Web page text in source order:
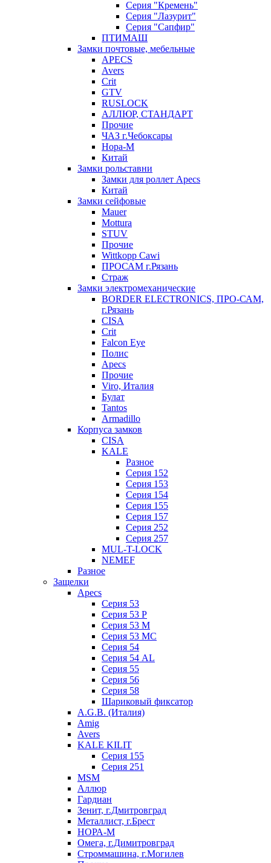
Серия "Кремень"
Серия "Лазурит"
Серия "Сапфир"
ПТИМАШ
Замки почтовые, мебельные
APECS
Avers
Crit
GTV
RUSLOCK
АЛЛЮР, СТАНДАРТ
Прочие
ЧАЗ г.Чебоксары
Нора-М
Китай
Замки рольставни
Замки для роллет Apecs
Китай
Замки сейфовые
Mauer
Mottura
STUV
Прочие
Wittkopp Cawi
ПРОСАМ г.Рязань
Страж
Замки электромеханические
BORDER ELECTRONICS, ПРО-САМ,
г.Рязань
CISA
Crit
Falcon Eye
Полис
Apecs
Прочие
Viro, Италия
Булат
Tantos
Armadillo
Корпуса замков
CISA
KALE
Разное
Серия 152
Серия 153
Серия 154
Серия 155
Серия 157
Серия 252
Серия 257
MUL-T-LOCK
NEMEF
Разное
Защелки
Apecs
Серия 53
Серия 53 P
Серия 53 М
Серия 53 МC
Серия 54
Серия 54 AL
Серия 55
Серия 56
Серия 58
Шариковый фиксатор
A.G.B. (Италия)
Amig
Avers
KALE KILIT
Серия 155
Серия 251
MSM
Аллюр
Гардиан
Зенит, г.Дмитровград
Металлист, г.Брест
НОРА-М
Омега, г.Димитровград
Строммашина, г.Могилев